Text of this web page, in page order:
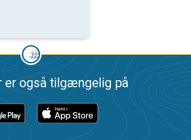
er også tilgængelig på